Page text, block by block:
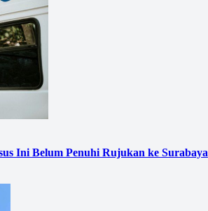
Ini Belum Penuhi Rujukan ke Surabaya